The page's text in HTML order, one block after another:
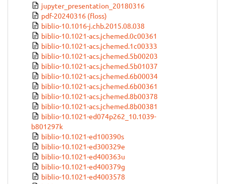
jupyter_presentation_20180316
pdf-20240316 (floss)
biblio-10.1016-j.chb.2015.08.038
biblio-10.1021-acs.jchemed.0c00361
biblio-10.1021-acs.jchemed.1c00333
biblio-10.1021-acs.jchemed.5b00203
biblio-10.1021-acs.jchemed.5b01037
biblio-10.1021-acs.jchemed.6b00034
biblio-10.1021-acs.jchemed.6b00361
biblio-10.1021-acs.jchemed.8b00378
biblio-10.1021-acs.jchemed.8b00381
biblio-10.1021-ed074p262_10.1039-
b801297k
biblio-10.1021-ed100390s
biblio-10.1021-ed300329e
biblio-10.1021-ed400363u
biblio-10.1021-ed400379g
biblio-10.1021-ed4003578